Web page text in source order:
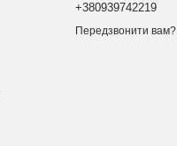
+380939742219
Передзвонити вам?